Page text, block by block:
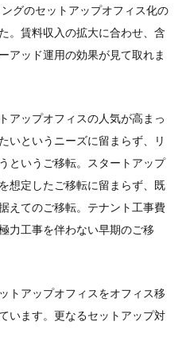
グのセットアップオフィス化の
。賃料収入の拡大に合わせ、含
アッド運用の効果が見て取れま
アップオフィスの人気が高まっ
いというニーズに留まらず、リ
というご移転。スタートアップ
想定したご移転に留まらず、既
えてのご移転。テナント工事費
力工事を伴わない早期のご移
トアップオフィスをオフィス移
います。更なるセットアップ対